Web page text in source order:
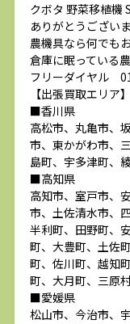
クボタ 野菜移植機
ありがとうござい
農機具なら何でも
倉庫に眠っている
フリーダイヤル
【出張買取エリア】
■香川県
高松市、丸亀市、
市、東かがわ市、
島町、宇多津町、
■高知県
高知市、室戸市、
市、土佐清水市、
半利町、田野町、
町、大豊町、土佐
町、佐川町、越知
町、大月町、三原
■愛媛県
松山市、今治市、